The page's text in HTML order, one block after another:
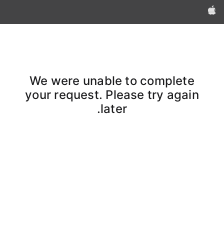
Apple‏
We were unable to complete
your request. Please try again
later.